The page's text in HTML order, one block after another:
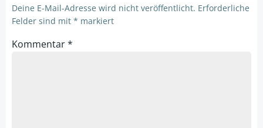
Deine E-Mail-Adresse wird nicht veröffentlicht. Erforderliche
Felder sind mit * markiert
Kommentar*